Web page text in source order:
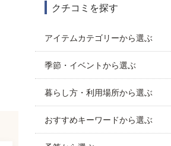
クチコミを探す
アイテムカテゴリーから選ぶ
季節・イベントから選ぶ
暮らし方・利用場所から選ぶ
おすすめキーワードから選ぶ